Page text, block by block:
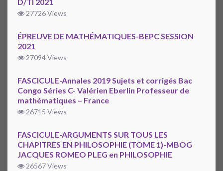
D/TI 2021
27726 Views
ÉPREUVE DE MATHÉMATIQUES-BEPC SESSION
2021
27094 Views
FASCICULE-Annales 2019 Sujets et corrigés Bac
Congo Séries C- Valérien Eberlin Professeur de
mathématiques – France
26715 Views
FASCICULE-ARGUMENTS SUR TOUS LES
CHAPITRES EN PHILOSOPHIE (TOME 1)-MBOG
JACQUES ROMEO PLEG en PHILOSOPHIE
26567 Views